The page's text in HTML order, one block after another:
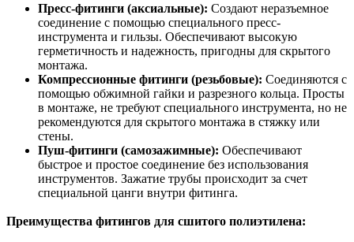
Пресс-фитинги (аксиальные): Создают неразъемное
соединение с помощью специального пресс-
инструмента и гильзы. Обеспечивают высокую
герметичность и надежность, пригодны для скрытого
монтажа.
Компрессионные фитинги (резьбовые): Соединяются с
помощью обжимной гайки и разрезного кольца. Просты
в монтаже, не требуют специального инструмента, но не
рекомендуются для скрытого монтажа в стяжку или
стены.
Пуш-фитинги (самозажимные): Обеспечивают
быстрое и простое соединение без использования
инструментов. Зажатие трубы происходит за счет
специальной цанги внутри фитинга.
Преимущества фитингов для сшитого полиэтилена: